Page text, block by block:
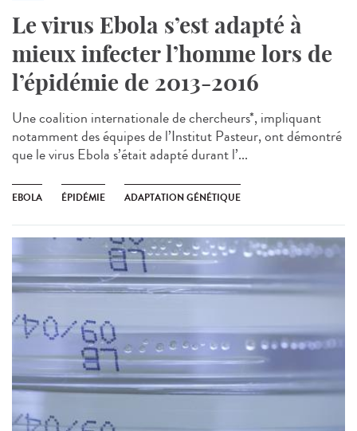
Le virus Ebola s’est adapté à
mieux infecter l’homme lors de
l’épidémie de 2013-2016
Une coalition internationale de chercheurs*, impliquant
notamment des équipes de l’Institut Pasteur, ont démontré
que le virus Ebola s’était adapté durant l’...
EBOLA ÉPIDÉMIE ADAPTATION GÉNÉTIQUE